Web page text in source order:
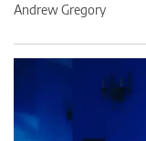
Andrew Gregory